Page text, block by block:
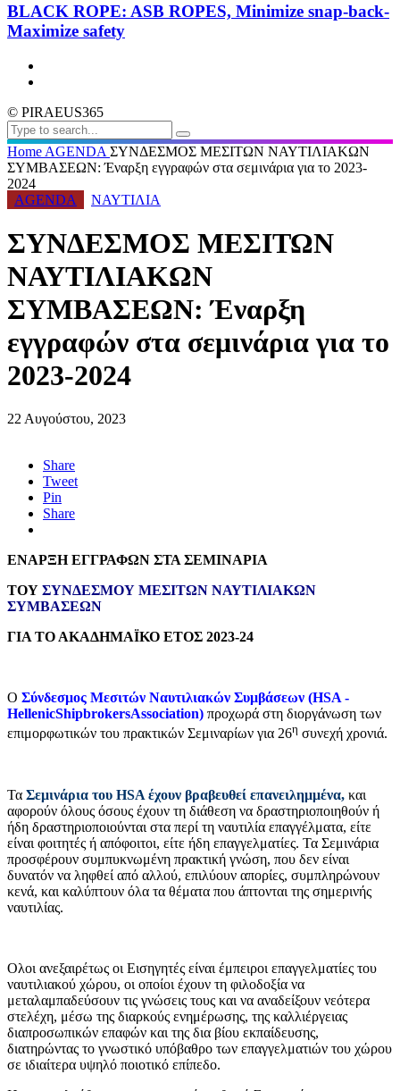
BLACK ROPE: ASB ROPES, Minimize snap-back-
Maximize safety
© PIRAEUS365
Home AGENDA ΣΥΝΔΕΣΜΟΣ ΜΕΣΙΤΩΝ ΝΑΥΤΙΛΙΑΚΩΝ
ΣΥΜΒΑΣΕΩΝ: Έναρξη εγγραφών στα σεμινάρια για το 2023-
2024
AGENDA
ΝΑΥΤΙΛΙΑ
ΣΥΝΔΕΣΜΟΣ ΜΕΣΙΤΩΝ
ΝΑΥΤΙΛΙΑΚΩΝ
ΣΥΜΒΑΣΕΩΝ: Έναρξη
εγγραφών στα σεμινάρια για το
2023-2024
22 Αυγούστου, 2023
Share
Tweet
Pin
Share
ΕΝΑΡΞΗ ΕΓΓΡΑΦΩΝ ΣΤΑ ΣΕΜΙΝΑΡΙΑ
ΤΟΥ ΣΥΝΔΕΣΜΟΥ ΜΕΣΙΤΩΝ ΝΑΥΤΙΛΙΑΚΩΝ
ΣΥΜΒΑΣΕΩΝ
ΓΙΑ ΤΟ ΑΚΑΔΗΜΑΪΚΟ ΕΤΟΣ 2023-24
Ο Σύνδεσμος Μεσιτών Ναυτιλιακών Συμβάσεων (HSA -
HellenicShipbrokersAssociation) προχωρά στη διοργάνωση των
επιμορφωτικών του πρακτικών Σεμιναρίων για 26η συνεχή χρονιά.
Τα Σεμινάρια του HSA έχουν βραβευθεί επανειλημμένα, και
αφορούν όλους όσους έχουν τη διάθεση να δραστηριοποιηθούν ή
ήδη δραστηριοποιούνται στα περί τη ναυτιλία επαγγέλματα, είτε
είναι φοιτητές ή απόφοιτοι, είτε ήδη επαγγελματίες. Τα Σεμινάρια
προσφέρουν συμπυκνωμένη πρακτική γνώση, που δεν είναι
δυνατόν να ληφθεί από αλλού, επιλύουν απορίες, συμπληρώνουν
κενά, και καλύπτουν όλα τα θέματα που άπτονται της σημερινής
ναυτιλίας.
Ολοι ανεξαιρέτως οι Εισηγητές είναι έμπειροι επαγγελματίες του
ναυτιλιακού χώρου, οι οποίοι έχουν τη φιλοδοξία να
μεταλαμπαδεύσουν τις γνώσεις τους και να αναδείξουν νεότερα
στελέχη, μέσω της διαρκούς ενημέρωσης, της καλλιέργειας
διαπροσωπικών επαφών και της δια βίου εκπαίδευσης,
διατηρώντας το γνωστικό υπόβαθρο των επαγγελματιών του χώρου
σε ιδιαίτερα υψηλό ποιοτικό επίπεδο.